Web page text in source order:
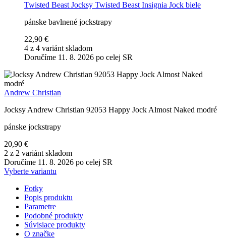
Twisted Beast Jocksy Twisted Beast Insignia Jock biele
pánske bavlnené jockstrapy
22,90 €
4 z 4 variánt skladom
Doručíme 11. 8. 2026 po celej SR
Andrew Christian
Jocksy Andrew Christian 92053 Happy Jock Almost Naked modré
pánske jockstrapy
20,90 €
2 z 2 variánt skladom
Doručíme 11. 8. 2026 po celej SR
Vyberte variantu
Fotky
Popis produktu
Parametre
Podobné produkty
Súvisiace produkty
O značke